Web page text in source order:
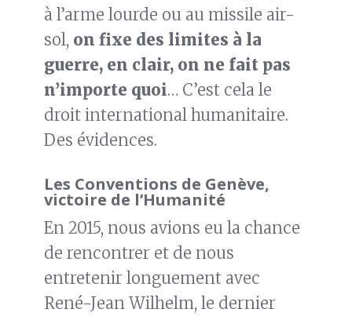
à l’arme lourde ou au missile air-
sol, on fixe des limites à la
guerre, en clair, on ne fait pas
n’importe quoi… C’est cela le
droit international humanitaire.
Des évidences.
Les Conventions de Genève,
victoire de l’Humanité
En 2015, nous avions eu la chance
de rencontrer et de nous
entretenir longuement avec
René-Jean Wilhelm, le dernier